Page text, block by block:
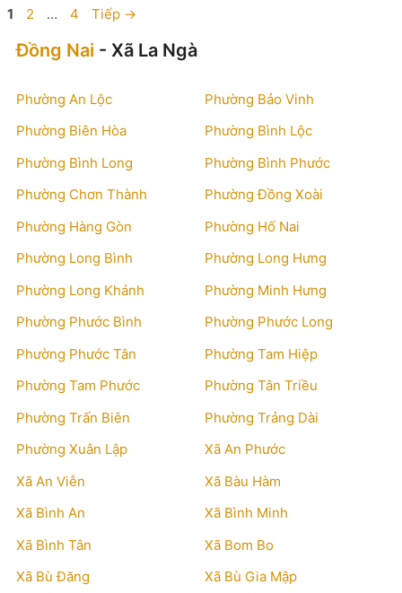
Trang
1 Trang
2 … Trang
4 Tiếp →
Đồng Nai - Xã La Ngà
Phường An Lộc
Phường Bảo Vinh
Phường Biên Hòa
Phường Bình Lộc
Phường Bình Long
Phường Bình Phước
Phường Chơn Thành
Phường Đồng Xoài
Phường Hàng Gòn
Phường Hố Nai
Phường Long Bình
Phường Long Hưng
Phường Long Khánh
Phường Minh Hưng
Phường Phước Bình
Phường Phước Long
Phường Phước Tân
Phường Tam Hiệp
Phường Tam Phước
Phường Tân Triều
Phường Trấn Biên
Phường Trảng Dài
Phường Xuân Lập
Xã An Phước
Xã An Viễn
Xã Bàu Hàm
Xã Bình An
Xã Bình Minh
Xã Bình Tân
Xã Bom Bo
Xã Bù Đăng
Xã Bù Gia Mập